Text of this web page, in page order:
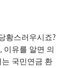
황스러우시죠?
이유를 알면 의
국민연금 환